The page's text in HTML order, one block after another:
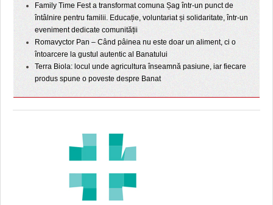
Family Time Fest a transformat comuna Șag într-un punct de
întâlnire pentru familii. Educație, voluntariat și solidaritate, într-un
eveniment dedicate comunității
Romavyctor Pan – Când pâinea nu este doar un aliment, ci o
întoarcere la gustul autentic al Banatului
Terra Biola: locul unde agricultura înseamnă pasiune, iar fiecare
produs spune o poveste despre Banat